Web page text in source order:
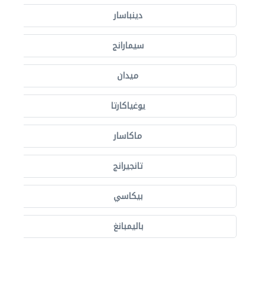
دينباسار
سيمارانج
ميدان
يوغياكارتا
ماكاسار
تانجيرانج
بيكاسي
باليمبانغ